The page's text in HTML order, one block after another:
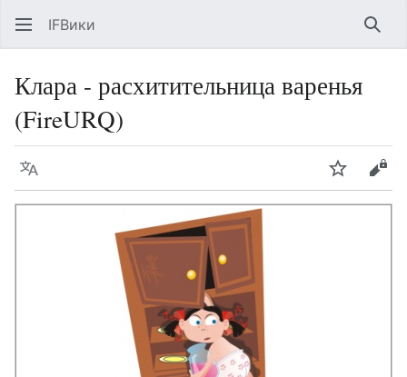
IFВики
Клара - расхитительница варенья
(FireURQ)
Язык Следить